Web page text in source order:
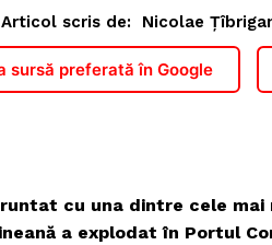
Articol scris de: Nicolae
sursă preferată în Google
cu una dintre cele
a explodat în Portul